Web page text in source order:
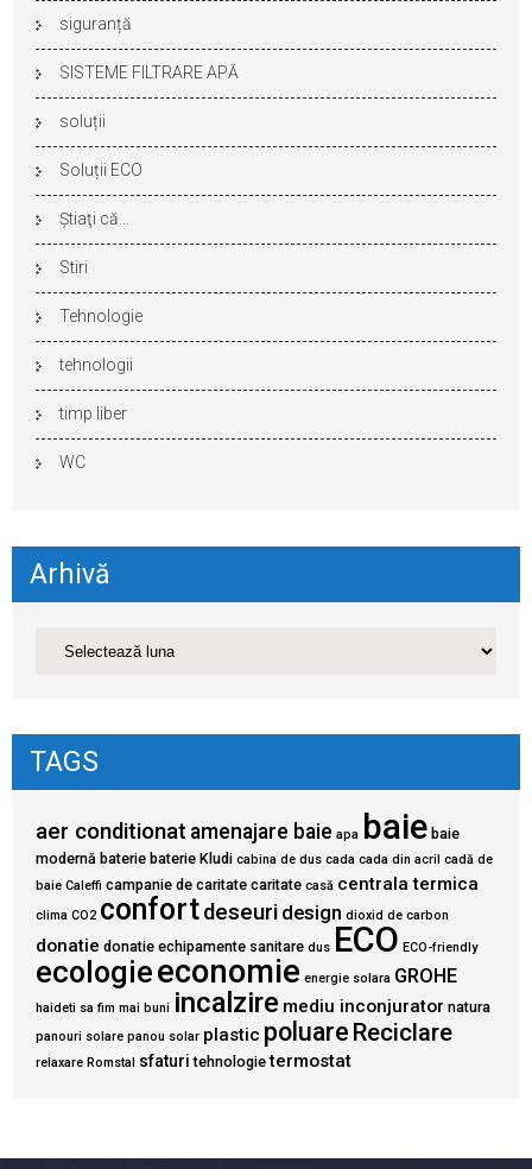
siguranță
SISTEME FILTRARE APĂ
soluții
Soluții ECO
Ştiaţi că…
Stiri
Tehnologie
tehnologii
timp liber
WC
Arhivă
TAGS
aer conditionat amenajare baie apa baie baie
modernă baterie baterie Kludi cabina de dus cada cada din acril cadă de
baie Caleffi campanie de caritate caritate casă centrala termica
clima CO2 confortdeseuri design dioxid de carbon
donatie donatie echipamente sanitare dus ECO ECO-friendly
ecologieeconomie energie solara GROHE
haideti sa fim mai buni incalzire mediu inconjurator natura
panouri solare panou solar plastic poluare Reciclare
relaxare Romstal sfaturi tehnologie termostat